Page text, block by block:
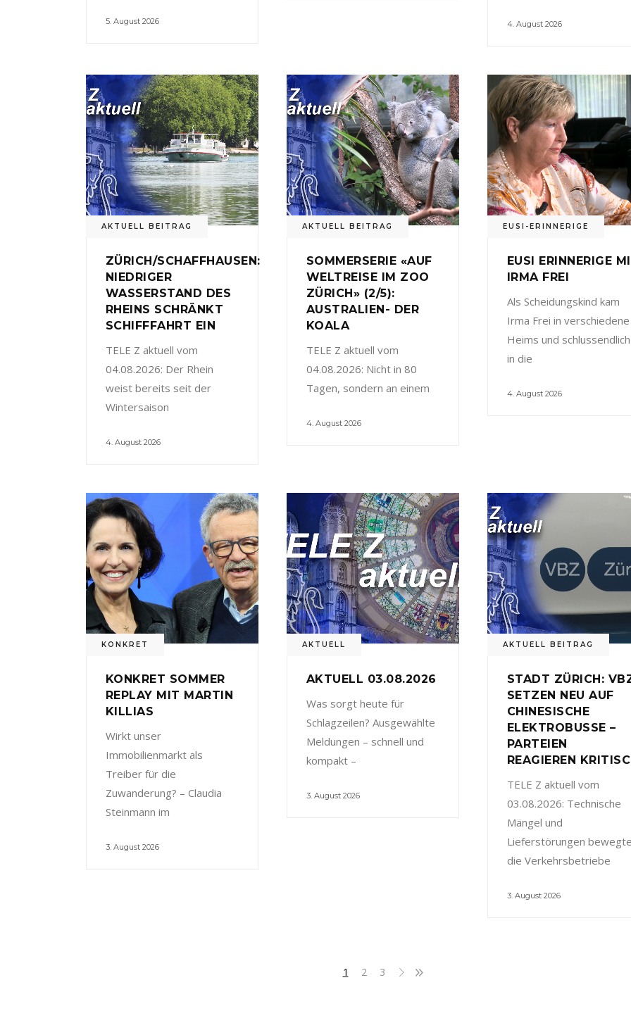
5. August 2026 4. August 2026
AKTUELL BEITRAG
ZÜRICH/SCHAFFHAUSEN:
NIEDRIGER
WASSERSTAND DES
RHEINS SCHRÄNKT
SCHIFFFAHRT EIN
TELE Z aktuell vom
04.08.2026: Der Rhein
weist bereits seit der
Wintersaison
4. August 2026
AKTUELL BEITRAG
SOMMERSERIE «AUF
WELTREISE IM ZOO
ZÜRICH» (2/5):
AUSTRALIEN- DER
KOALA
TELE Z aktuell vom
04.08.2026: Nicht in 80
Tagen, sondern an einem
4. August 2026
EUSI-ERINNERIGE
EUSI ERINNERIGE
IRMA FREI
Als Scheidungskind kam
Irma Frei in verschiedene
Heims und schlussendlich
in die
4. August 2026
KONKRET
KONKRET SOMMER
REPLAY MIT MARTIN
KILLIAS
Wirkt unser
Immobilienmarkt als
Treiber für die
Zuwanderung? – Claudia
Steinmann im
3. August 2026
AKTUELL
AKTUELL 03.08.2026
Was sorgt heute für
Schlagzeilen? Ausgewählte
Meldungen – schnell und
kompakt –
3. August 2026
AKTUELL BEITRAG
STADT ZÜRICH:
SETZEN NEU AUF
CHINESISCHE
ELEKTROBUSSE –
PARTEIEN
REAGIEREN
TELE Z aktuell vom
03.08.2026: Technische
Mängel und
Lieferstörungen
die Verkehrsbetriebe
3. August 2026
1 2 3